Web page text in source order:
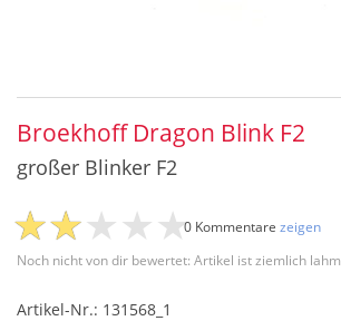
Broekhoff Dragon Blink F2
großer Blinker F2
Noch nicht von dir bewertet: Artikel ist ziemlich lahm
0 Kommentare zeigen
Artikel-Nr.: 131568_1